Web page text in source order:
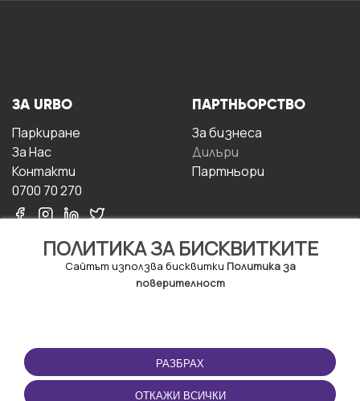
ПОЛИТИКА ЗА БИСКВИТКИТЕ
Сайтът използва бисквитки Политика за
поверителност
РАЗБРАХ
ОТКАЖИ ВСИЧКИ
ЗА URBO
Паркиране
За Hас
Контакти
0700 70 270
ПАРТНЬОРСТВО
За бизнесa
Дилъри
Партньори
ПОЛЗВАНЕ
Правила и условия за
ползване
ПРИЛОЖЕНИЕТО